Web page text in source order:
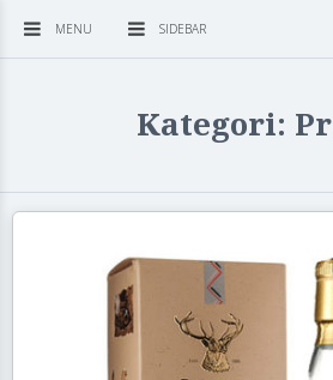
MENU SIDEBAR
Kategori: